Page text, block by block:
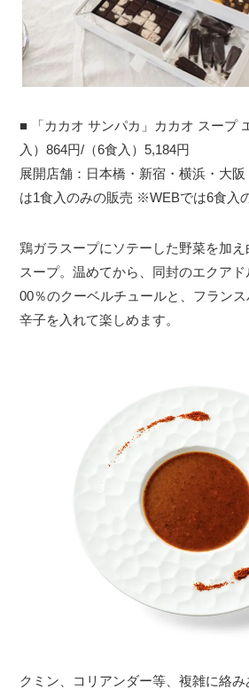
■ 「カカオ サンパカ」カカオ スープ
入）864円/（6食入）5,184円
展開店舗：日本橋・新宿・横浜・大
は1食入のみの販売 ※WEBでは6食入
鶏ガラスープにソテーした野菜を加
スープ。温めてから、同封のエクア
00％のクーベルチュールと、フラン
辛子を入れて楽しめます。
クミン、コリアンダー等、複雑に絡